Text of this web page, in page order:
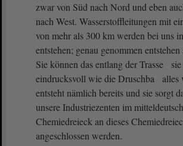
zwar von Süd nach Nord und eben
nach West. Wasserstoffleitungen mit
von mehr als 300 km werden bei uns
entstehen; genau genommen entstehen
Sie können das entlang der Trasse
eindrucksvoll wie die Druschba alles
entsteht nämlich bereits und sie sorgt
unsere Industriezenten im
Chemiedreieck an dieses
angeschlossen werden.